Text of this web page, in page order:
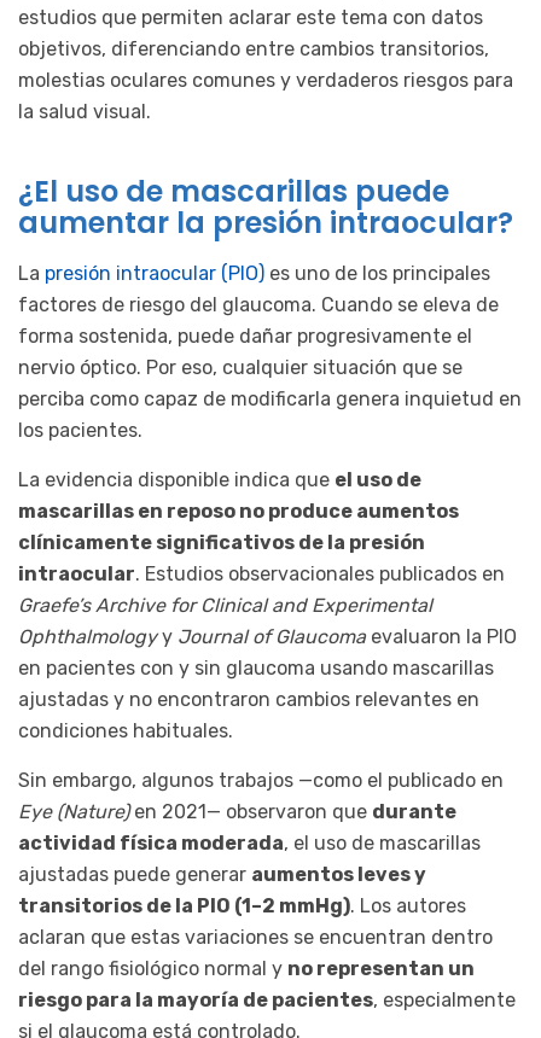
estudios que permiten aclarar este tema con datos
objetivos, diferenciando entre cambios transitorios,
molestias oculares comunes y verdaderos riesgos para
la salud visual.
¿El uso de mascarillas puede
aumentar la presión intraocular?
La presión intraocular (PIO) es uno de los principales
factores de riesgo del glaucoma. Cuando se eleva de
forma sostenida, puede dañar progresivamente el
nervio óptico. Por eso, cualquier situación que se
perciba como capaz de modificarla genera inquietud en
los pacientes.
La evidencia disponible indica que el uso de
mascarillas en reposo no produce aumentos
clínicamente significativos de la presión
intraocular. Estudios observacionales publicados en
Graefe’s Archive for Clinical and Experimental
Ophthalmologyy Journal of Glaucomaevaluaron la PIO
en pacientes con y sin glaucoma usando mascarillas
ajustadas y no encontraron cambios relevantes en
condiciones habituales.
Sin embargo, algunos trabajos —como el publicado en
Eye (Nature)en 2021— observaron que durante
actividad física moderada, el uso de mascarillas
ajustadas puede generar aumentos leves y
transitorios de la PIO (1–2 mmHg). Los autores
aclaran que estas variaciones se encuentran dentro
del rango fisiológico normal y no representan un
riesgo para la mayoría de pacientes, especialmente
si el glaucoma está controlado.